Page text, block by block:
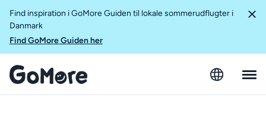
Find inspiration i GoMore Guiden til lokale sommerudflugter i
Danmark
Find GoMore Guiden her